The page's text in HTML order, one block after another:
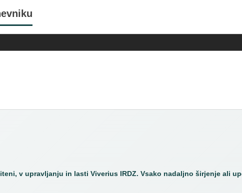
s časom
v upravljanju in lasti Viverius IRDZ. Vsako nadaljno širjenje ali